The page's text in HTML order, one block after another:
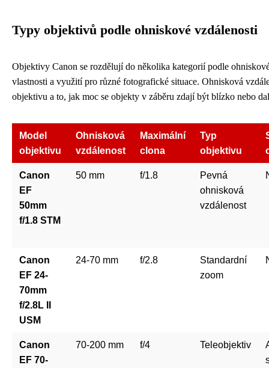
Typy objektivů podle ohniskové vzdálenosti
Objektivy Canon se rozdělují do několika kategorií podle
vlastnosti a využití pro různé fotografické situace. Ohnisková
objektivu a to, jak moc se objekty v záběru zdají být blízko nebo
Model
objektivu
Ohnisková
vzdálenost
Maximální
clona
Typ
objektivu
Canon
EF
50mm
f/1.8 STM
50 mm f/1.8
Pevná
ohnisková
vzdálenost
Canon
EF 24-
70mm
f/2.8L II
USM
24-70 mm f/2.8
Standardní
zoom
Canon
EF 70-
70-200 mm f/4 Teleobjektiv